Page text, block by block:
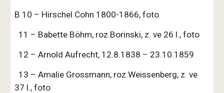
B 10 – Hirschel Cohn 1800-1866, foto
11 – Babette Böhm, roz.Borinski, z. ve 26 l., foto
12 – Arnold Aufrecht, 12.8.1838 – 23.10.1859
13 – Amalie Grossmann, roz.Weissenberg, z. ve
37 l., foto